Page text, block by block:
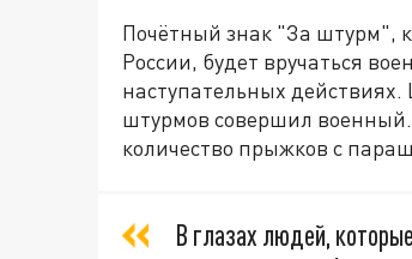
Почётный знак "За штурм",
России, будет вручаться
наступательных действиях.
штурмов совершил
количество прыжков с
В глазах людей,